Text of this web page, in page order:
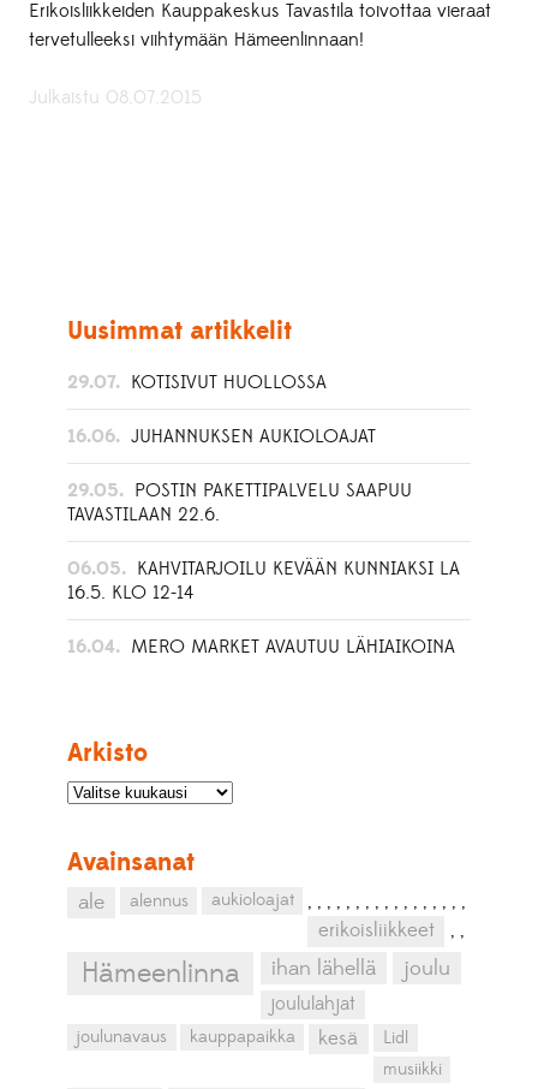
Erikoisliikkeiden Kauppakeskus Tavastila toivottaa vieraat
tervetulleeksi viihtymään Hämeenlinnaan!
Julkaistu 08.07.2015
Uusimmat artikkelit
29.07. KOTISIVUT HUOLLOSSA
16.06. JUHANNUKSEN AUKIOLOAJAT
29.05. POSTIN PAKETTIPALVELU SAAPUU
TAVASTILAAN 22.6.
06.05. KAHVITARJOILU KEVÄÄN KUNNIAKSI LA
16.5. KLO 12-14
16.04. MERO MARKET AVAUTUU LÄHIAIKOINA
Arkisto
Avainsanat
ale ,
alennus ,
aukioloajat ,
erikoisliikkeet
,
Hämeenlinna
,
ihan lähellä
,
joulu
,
joululahjat
,
joulunavaus
,
kauppapaikka
,
kesä
,
Lidl
,
musiikki
,,,,,
, ,